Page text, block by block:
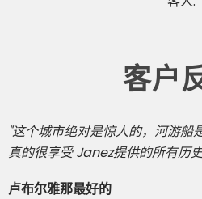
客户
"这个城市绝对是惊人的，河游船
真的很享受 Janez提供的所有历
卢布尔雅那最好的